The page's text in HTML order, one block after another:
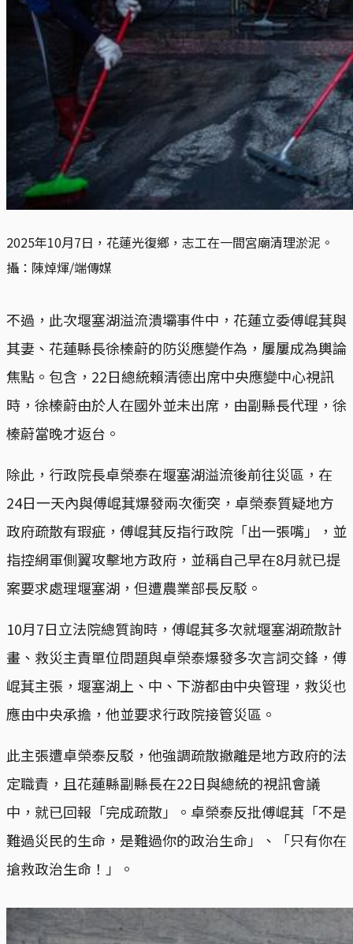
2025年10月7日，花蓮光復鄉，志工在一間宮廟清理淤泥。
攝：陳焯煇/端傳媒
不過，此次堰塞湖溢流潰壩事件中，花蓮立委傅崐萁與
其妻、花蓮縣長徐榛蔚的防災應變作為，屢屢成為輿論
焦點。包含，22日總統賴清德出席中央應變中心視訊
時，徐榛蔚由於人在國外並未出席，由副縣長代理，徐
榛蔚當晚才返台。
除此，行政院長卓榮泰在堰塞湖溢流後前往災區，在
24日一天內與傅崐萁爆發兩次衝突，卓榮泰質疑地方
政府疏散有瑕疵，傅崐萁反指行政院「出一張嘴」，並
指控網軍側翼攻擊地方政府，並稱自己早在8月就已提
案要求處理堰塞湖，但遭農業部長反駁。
10月7日立法院總質詢時，傅崐萁多次就堰塞湖疏散計
畫、救災主責單位問題與卓榮泰爆發多次言詞交鋒，傅
崐萁主張，堰塞湖上、中、下游都由中央管理，救災也
應由中央承擔，他並要求行政院接管災區。
此主張遭卓榮泰反駁，他強調疏散撤離是地方政府的法
定職責，且花蓮縣副縣長在22日與總統的視訊會議
中，就已回報「完成疏散」。卓榮泰反批傅崐萁「不是
難過災民的生命，是難過你的政治生命」、「只有你在
搶救政治生命！」。